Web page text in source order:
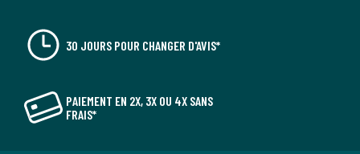
30 JOURS POUR CHANGER D'AVIS*
PAIEMENT EN 2X, 3X OU 4X SANS
FRAIS*